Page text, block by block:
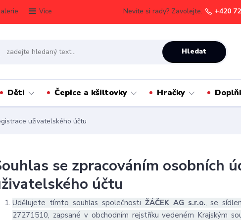
Více
Hledat
Nevíte si rady? Zavolejte. +420
Děti Čepice a kšiltovky Hračky
uživatelského účtu
se zpracováním osobních
účtu
Udělujete tímto souhlas společnosti ŽÁČEK AG s.r.o., se
27271510, zapsané v obchodním rejstříku vedeném Krajským